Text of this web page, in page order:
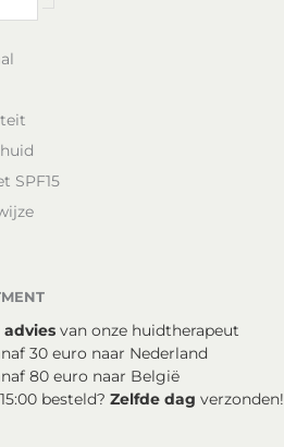
SPF15
advies van onze huidtherapeut
30 euro naar Nederland
80 euro naar België
besteld? Zelfde dag verzonden!